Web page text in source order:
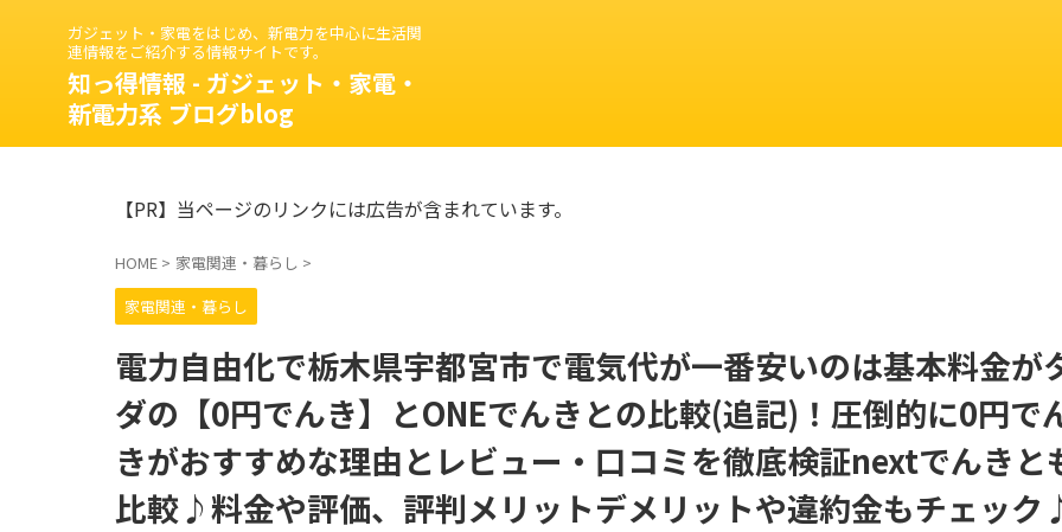
ガジェット・家電をはじめ、新電力を中心に生活関
連情報をご紹介する情報サイトです。
知っ得情報 - ガジェット・家電・
新電力系 ブログblog
【PR】当ページのリンクには広告が含まれています。
HOME > 家電関連・暮らし >
家電関連・暮らし
電力自由化で栃木県宇都宮市で電気代が一番安いのは基本料金が
ダの【0円でんき】とONEでんきとの比較(追記)！圧倒的に0円で
きがおすすめな理由とレビュー・口コミを徹底検証nextでんきと
比較♪料金や評価、評判メリットデメリットや違約金もチェッ